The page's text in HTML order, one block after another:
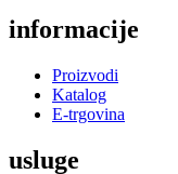
informacije
Proizvodi
Katalog
E-trgovina
usluge